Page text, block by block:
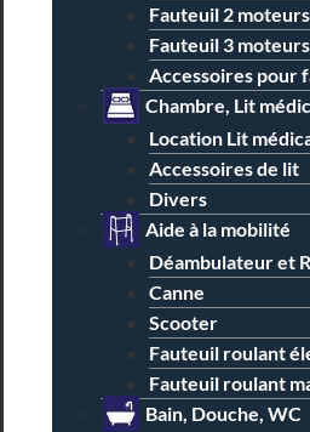
Fauteuil 2 moteurs
Fauteuil 3 moteurs
Accessoires pour
Chambre, Lit
Location Lit
Accessoires de lit
Divers
Aide à la mobilité
Déambulateur et
Canne
Scooter
Fauteuil roulant
Fauteuil roulant
Bain, Douche, WC